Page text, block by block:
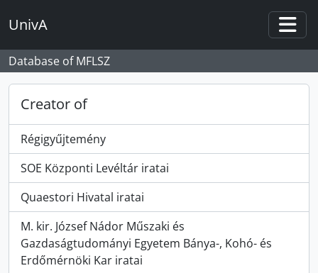
UnivA
Database of MFLSZ
Creator of
Régigyűjtemény
SOE Központi Levéltár iratai
Quaestori Hivatal iratai
M. kir. József Nádor Műszaki és
Gazdaságtudományi Egyetem Bánya-, Kohó- és
Erdőmérnöki Kar iratai